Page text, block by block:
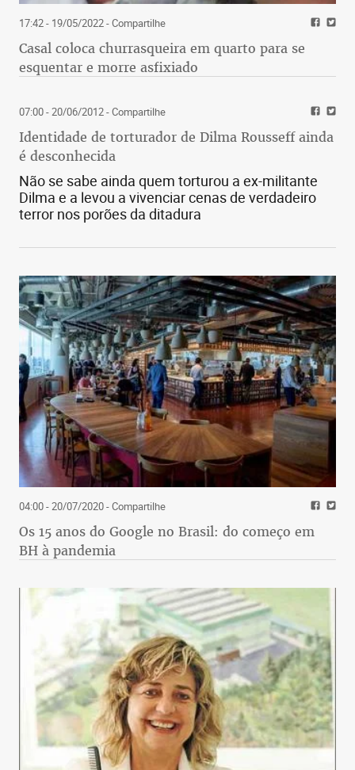
17:42 - 19/05/2022- Compartilhe
Casal coloca churrasqueira em quarto para se
esquentar e morre asfixiado
07:00 - 20/06/2012- Compartilhe
Identidade de torturador de Dilma Rousseff ainda
é desconhecida
Não se sabe ainda quem torturou a ex-militante
Dilma e a levou a vivenciar cenas de verdadeiro
terror nos porões da ditadura
04:00 - 20/07/2020- Compartilhe
Os 15 anos do Google no Brasil: do começo em
BH à pandemia